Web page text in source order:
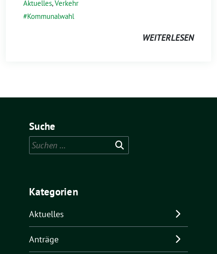
Aktuelles,Verkehr
Kommunalwahl
WEITERLESEN
Suche
Suchen
nach:
Kategorien
Aktuelles
Anträge